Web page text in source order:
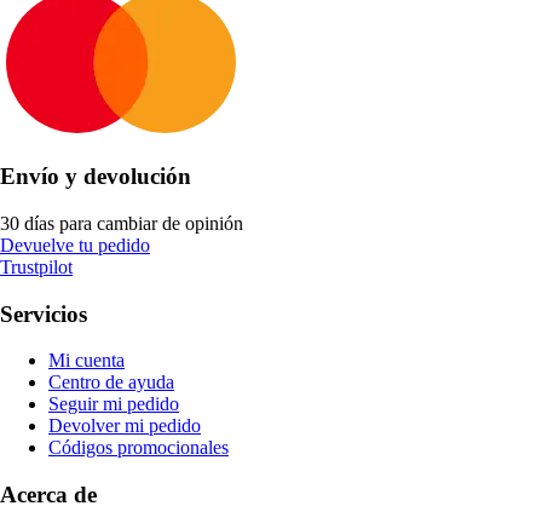
Envío y devolución
30 días para cambiar de opinión
Devuelve tu pedido
Trustpilot
Servicios
Mi cuenta
Centro de ayuda
Seguir mi pedido
Devolver mi pedido
Códigos promocionales
Acerca de